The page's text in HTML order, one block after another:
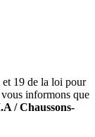
19 de la loi pour
informons que
/ Chaussons-